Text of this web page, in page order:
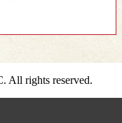
All rights reserved.